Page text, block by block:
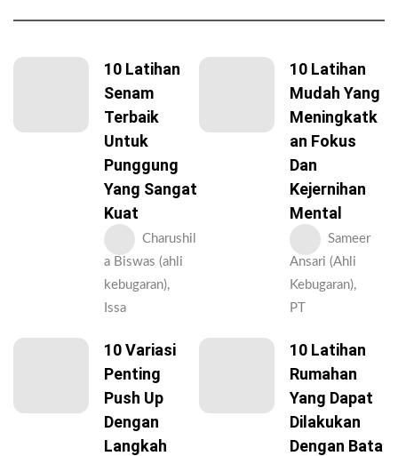
10 Latihan
Senam
Terbaik
Untuk
Punggung
Yang Sangat
Kuat
Charushil
a Biswas (ahli
kebugaran),
Issa
10 Latihan
Mudah Yang
Meningkatk
An Fokus
Dan
Kejernihan
Mental
Sameer
Ansari (Ahli
Kebugaran),
PT
10 Variasi
Penting
Push Up
Dengan
Langkah
10 Latihan
Rumahan
Yang Dapat
Dilakukan
Dengan Bata